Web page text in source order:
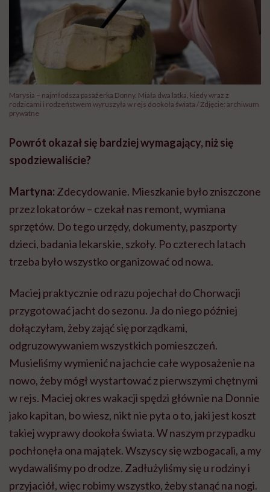
Marysia – najmłodsza pasażerka Donny. Miała dwa latka, kiedy wraz z
rodzicami i rodzeństwem wyruszyła w rejs dookoła świata / Zdjęcie: archiwum
prywatne
Powrót okazał się bardziej wymagający, niż się
spodziewaliście?
Martyna: Zdecydowanie. Mieszkanie było zniszczone
przez lokatorów – czekał nas remont, wymiana
sprzętów. Do tego urzędy, dokumenty, paszporty
dzieci, badania lekarskie, szkoły. Po czterech latach
trzeba było wszystko organizować od nowa.
Maciej praktycznie od razu pojechał do Chorwacji
przygotować jacht do sezonu. Ja do niego później
dołączyłam, żeby zająć się porządkami,
odgruzowywaniem wszystkich pomieszczeń.
Musieliśmy wymienić na jachcie całe wyposażenie na
nowo, żeby mógł wystartować z pierwszymi chętnymi
w rejs. Maciej okres wakacji spędzi głównie na Donnie
jako kapitan, bo wiesz, nikt nie pyta o to, jaki jest koszt
takiej wyprawy dookoła świata. W naszym przypadku
pochłonęła ona majątek. Wszyscy się wzbogacali, a my
wydawaliśmy po drodze. Zadłużyliśmy się u rodziny i
przyjaciół, więc robimy wszystko, żeby stanąć na nogi.